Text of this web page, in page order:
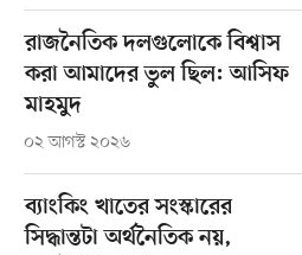
রাজনৈতিক দলগুলোকে বিশ্বাস
করা আমাদের ভুল ছিল: আসিফ
মাহমুদ
০২ আগস্ট ২০২৬
ব্যাংকিং খাতের সংস্কারের
সিদ্ধান্তটা অর্থনৈতিক নয়,